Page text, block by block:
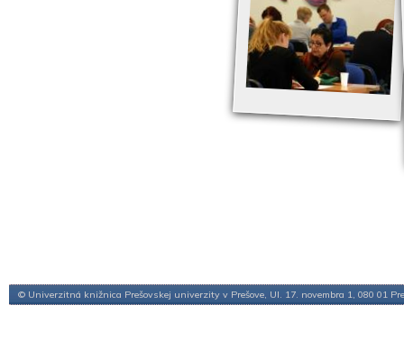
© Univerzitná knižnica Prešovskej univerzity v Prešove, Ul. 17. novembra 1, 080 01